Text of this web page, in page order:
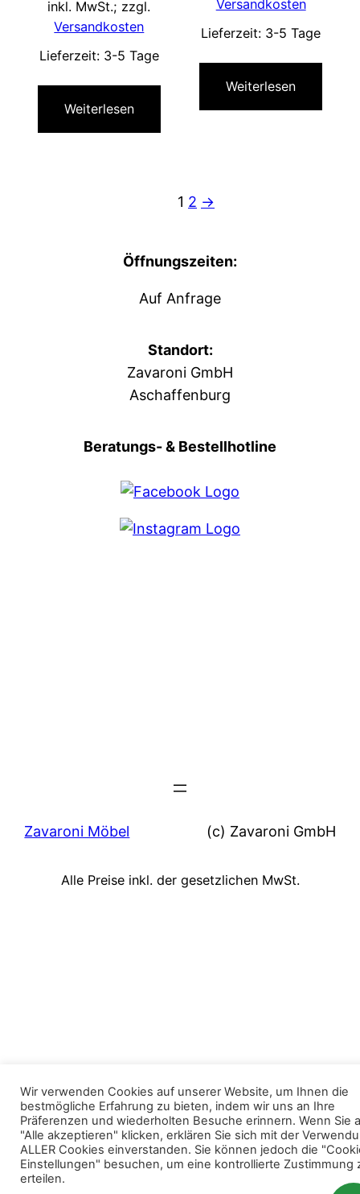
inkl. MwSt.; zzgl.
Versandkosten
Lieferzeit: 3-5 Tage
Weiterlesen
Versandkosten
Lieferzeit: 3-5 Tage
Weiterlesen
1 2 →
Öffnungszeiten:
Auf Anfrage
Standort:
Zavaroni GmbH
Aschaffenburg
Beratungs- & Bestellhotline
Zavaroni Möbel (c) Zavaroni GmbH
Alle Preise inkl. der gesetzlichen MwSt.
Wir verwenden Cookies auf unserer Website, um Ihnen die
bestmögliche Erfahrung zu bieten, indem wir uns an Ihre
Präferenzen und wiederholten Besuche erinnern. Wenn Sie
"Alle akzeptieren" klicken, erklären Sie sich mit der
ALLER Cookies einverstanden. Sie können jedoch die
Einstellungen" besuchen, um eine kontrollierte Zustimmung
erteilen.